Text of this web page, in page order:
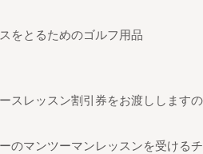
をとるためのゴルフ用品
スレッスン割引券をお渡しします
のマンツーマンレッスンを受ける